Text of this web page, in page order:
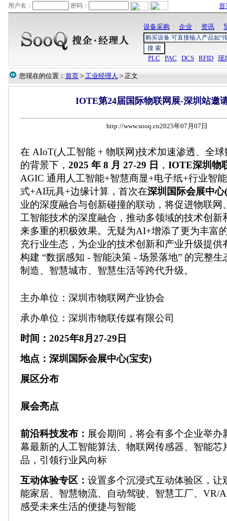
首
设备采购 | 企业 | 资讯 |
PLC PAC DCS RFID 现
您现在的位置： 首页> 工业经理人 > 正文
IOTE第24届国际物联网展-深圳站邀
http://www.sooq.cn2025年07月07日
在 AIoT(人工智能 + 物联网)技术加速渗透、全
的背景下， 2025 年 8 月 27-29 日 ， IOTE深圳物
AGIC 通用人工智能+智慧商显+电子纸+行业智
式+AI玩具+边缘计算，首次在深圳国际会展中心
业的深度融合与创新碰撞的联动，将促进物联网
工智能技术的深度融合，推动多领域的技术创新
来多重的积极效果。无疑为AI+增添了更为丰富
充行业生态，为企业的技术创新和产业升级提供
构建 “数据感知 - 智能决策 - 场景落地” 的完整
制造、智慧城市、智慧生活等跨代升级。
主办单位：深圳市物联网产业协会
承办单位：深圳市物联传媒有限公司
时间：2025年8月27-29日
地点：深圳国际会展中心(宝安)
展区分布
展会亮点
前沿科技发布： 展会期间，将会有多个企业举办
幕最新的人工智能算法、物联网传感器、智能芯
品，引领行业风向标
互动体验专区： 设置多个沉浸式互动体验区，让
能家居、智慧物流、自动驾驶、智慧工厂、VR/
感受未来生活的便捷与智能